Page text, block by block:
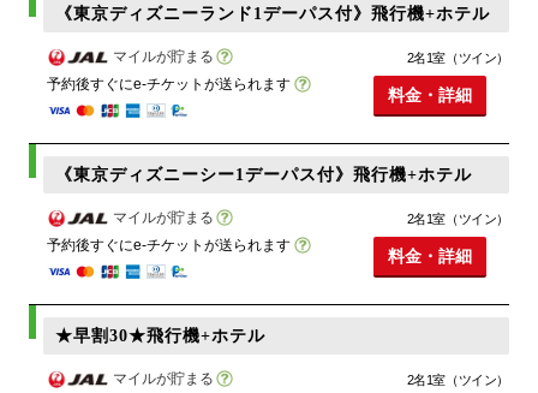
《東京ディズニーランド1デーパス付》飛行機+ホテル
マイルが貯まる
予約後すぐにe-チケットが送られます
2名1室（ツイン）
料金・詳細
《東京ディズニーシー1デーパス付》飛行機+ホテル
マイルが貯まる
予約後すぐにe-チケットが送られます
2名1室（ツイン）
料金・詳細
★早割30★飛行機+ホテル
マイルが貯まる
2名1室（ツイン）